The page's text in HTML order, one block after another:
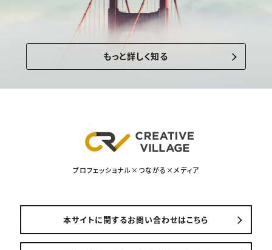
もっと詳しく知る
プロフェッショナル×つながる×メディア
本サイトに関するお問い合わせはこちら